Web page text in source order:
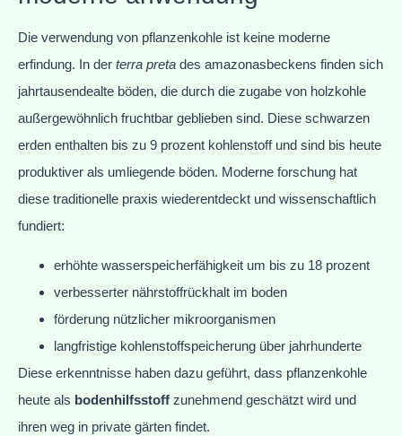
Die verwendung von pflanzenkohle ist keine moderne
erfindung. In der terra preta des amazonasbeckens finden sich
jahrtausendealte böden, die durch die zugabe von holzkohle
außergewöhnlich fruchtbar geblieben sind. Diese schwarzen
erden enthalten bis zu 9 prozent kohlenstoff und sind bis heute
produktiver als umliegende böden. Moderne forschung hat
diese traditionelle praxis wiederentdeckt und wissenschaftlich
fundiert:
erhöhte wasserspeicherfähigkeit um bis zu 18 prozent
verbesserter nährstoffrückhalt im boden
förderung nützlicher mikroorganismen
langfristige kohlenstoffspeicherung über jahrhunderte
Diese erkenntnisse haben dazu geführt, dass pflanzenkohle
heute als bodenhilfsstoff zunehmend geschätzt wird und
ihren weg in private gärten findet.